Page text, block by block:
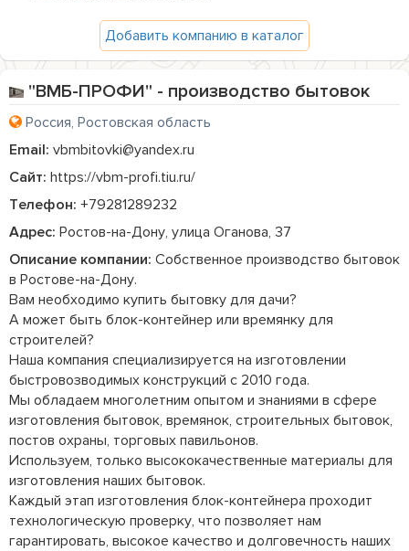
Добавить компанию в каталог
"ВМБ-ПРОФИ" - производство бытовок
Россия, Ростовская область
Email: vbmbitovki@yandex.ru
Сайт: https://vbm-profi.tiu.ru/
Телефон: +79281289232
Адрес: Ростов-на-Дону, улица Оганова, 37
Описание компании: Собственное производство бытовок
в Ростове-на-Дону.
Вам необходимо купить бытовку для дачи?
А может быть блок-контейнер или времянку для
строителей?
Наша компания специализируется на изготовлении
быстровозводимых конструкций с 2010 года.
Мы обладаем многолетним опытом и знаниями в сфере
изготовления бытовок, времянок, строительных бытовок,
постов охраны, торговых павильонов.
Используем, только высококачественные материалы для
изготовления наших бытовок.
Каждый этап изготовления блок-контейнера проходит
технологическую проверку, что позволяет нам
гарантировать, высокое качество и долговечность наших